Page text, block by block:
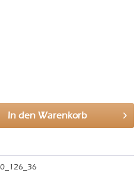
In den Warenkorb